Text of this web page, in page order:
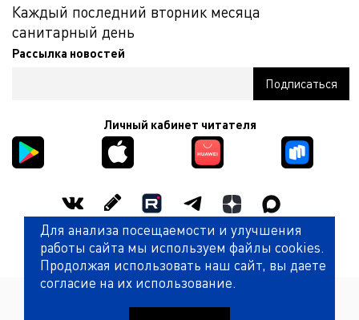
Каждый последний вторник месяца
санитарный день
Рассылка новостей
Личный кабинет читателя
Оценить работу библиотеки
Для анализа посещаемости и улучшения
работы сайта мы используем файлы cookies.
Продолжая использовать наш сайт, вы даете
согласие на их использование.